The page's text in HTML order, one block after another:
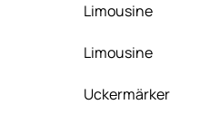
Limousine
Limousine
Uckermärker